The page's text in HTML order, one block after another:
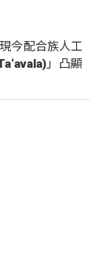
今配合族人工
」凸顯